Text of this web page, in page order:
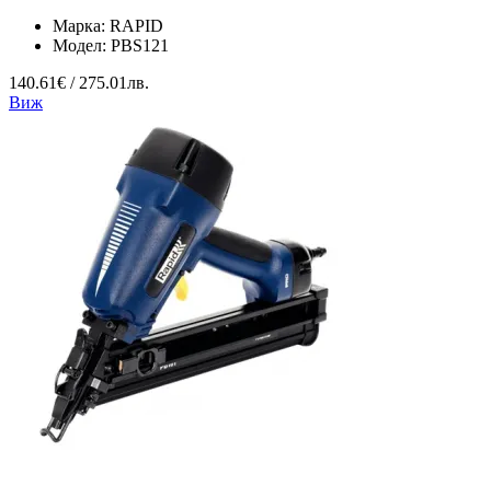
Марка: RAPID
Модел: PBS121
140.61€ / 275.01лв.
Виж